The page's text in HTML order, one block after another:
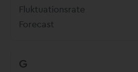
Fluktuationsrate
Forecast
G